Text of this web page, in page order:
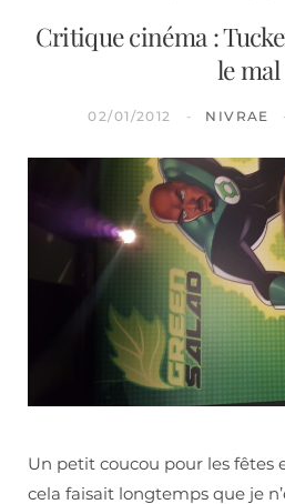
Critique cinéma :
le mal
02/01/2012 NIVRAE
Un petit coucou pour les fêtes
cela faisait longtemps que je